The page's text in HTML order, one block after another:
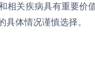
相关疾病具有重要价
体情况谨慎选择。